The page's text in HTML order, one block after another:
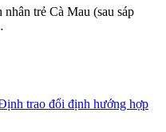
trẻ Cà Mau (sau sáp
trao đổi định hướng hợp